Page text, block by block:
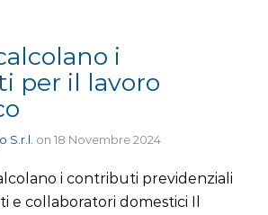
i
per il lavoro
S.r.l. on 18 Novembre 2024
i contributi previdenziali
e collaboratori domestici Il